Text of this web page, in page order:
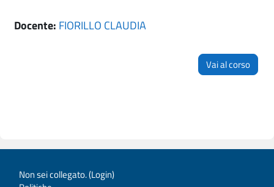
Docente: FIORILLO CLAUDIA
Vai al corso
Non sei collegato. (Login)